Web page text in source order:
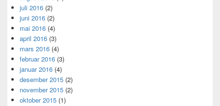
juli 2016 (2)
juni 2016 (2)
mai 2016 (4)
april 2016 (3)
mars 2016 (4)
februar 2016 (3)
januar 2016 (4)
desember 2015 (2)
november 2015 (2)
oktober 2015 (1)